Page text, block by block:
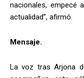
nacionales, empecé
actualidad”, afirmó.
Mensaje.
La voz tras Arjona